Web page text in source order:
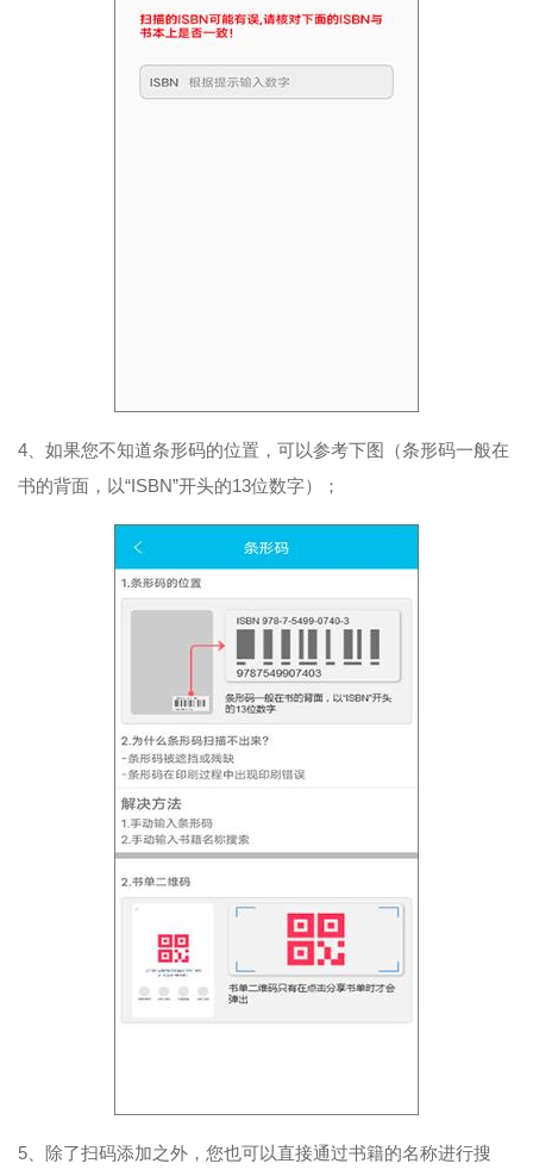
4、如果您不知道条形码的位置，可以参考下图（条形码一般在
书的背面，以“ISBN”开头的13位数字）；
5、除了扫码添加之外，您也可以直接通过书籍的名称进行搜